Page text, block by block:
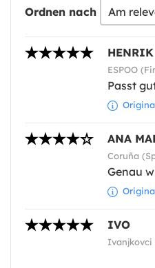
Ordnen nach
HENRIK
ESPOO
Passt
ANA
Coruña
Genau
IVO
Ivanjkovci